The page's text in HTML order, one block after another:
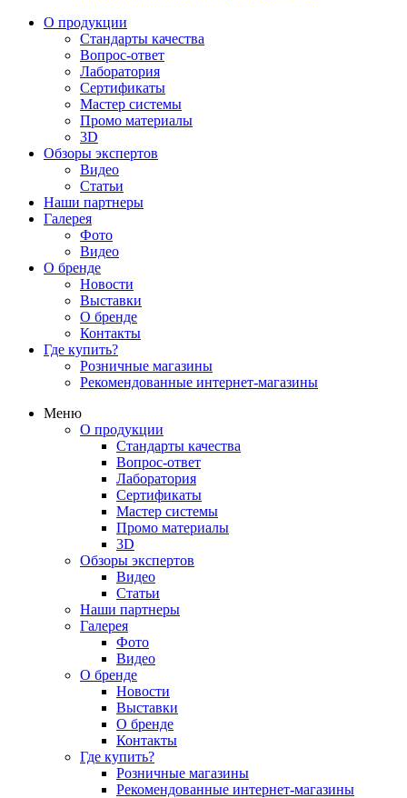
О продукции
Стандарты качества
Вопрос-ответ
Лаборатория
Сертификаты
Мастер системы
Промо материалы
3D
Обзоры экспертов
Видео
Статьи
Наши партнеры
Галерея
Фото
Видео
О бренде
Новости
Выставки
О бренде
Контакты
Где купить?
Розничные магазины
Рекомендованные интернет-магазины
Меню
О продукции
Стандарты качества
Вопрос-ответ
Лаборатория
Сертификаты
Мастер системы
Промо материалы
3D
Обзоры экспертов
Видео
Статьи
Наши партнеры
Галерея
Фото
Видео
О бренде
Новости
Выставки
О бренде
Контакты
Где купить?
Розничные магазины
Рекомендованные интернет-магазины